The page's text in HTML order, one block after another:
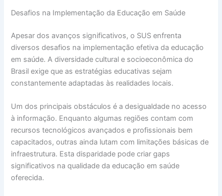
Desafios na Implementação da Educação em Saúde
Apesar dos avanços significativos, o SUS enfrenta
diversos desafios na implementação efetiva da educação
em saúde. A diversidade cultural e socioeconômica do
Brasil exige que as estratégias educativas sejam
constantemente adaptadas às realidades locais.
Um dos principais obstáculos é a desigualdade no acesso
à informação. Enquanto algumas regiões contam com
recursos tecnológicos avançados e profissionais bem
capacitados, outras ainda lutam com limitações básicas de
infraestrutura. Esta disparidade pode criar gaps
significativos na qualidade da educação em saúde
oferecida.